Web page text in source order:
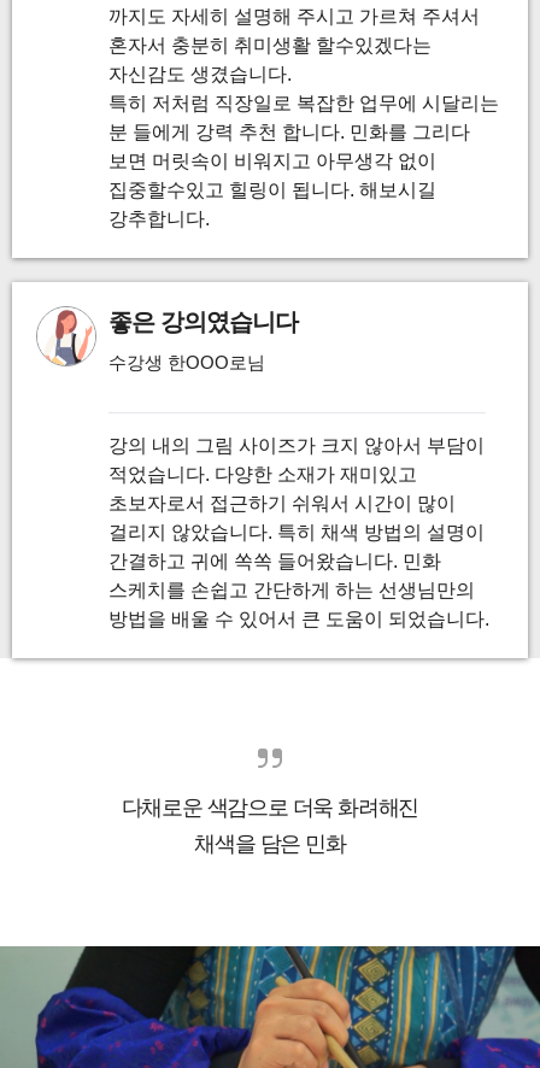
까지도 자세히 설명해 주시고 가르쳐 주셔서
혼자서 충분히 취미생활 할수있겠다는
자신감도 생겼습니다.
특히 저처럼 직장일로 복잡한 업무에 시달리는
분 들에게 강력 추천 합니다. 민화를 그리다
보면 머릿속이 비워지고 아무생각 없이
집중할수있고 힐링이 됩니다. 해보시길
강추합니다.
좋은 강의였습니다
수강생 한OOO로님
강의 내의 그림 사이즈가 크지 않아서 부담이
적었습니다. 다양한 소재가 재미있고
초보자로서 접근하기 쉬워서 시간이 많이
걸리지 않았습니다. 특히 채색 방법의 설명이
간결하고 귀에 쏙쏙 들어왔습니다. 민화
스케치를 손쉽고 간단하게 하는 선생님만의
방법을 배울 수 있어서 큰 도움이 되었습니다.
다채로운 색감으로 더욱 화려해진
채색을 담은 민화